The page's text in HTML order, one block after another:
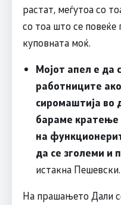
растат, меѓутоа со
со тоа што се повеќе
куповната моќ.
Мојот апел е да
работниците
сиромаштија во
бараме кратење
на
да се зголеми и
истакна Пешевски.
На прашањето Дали